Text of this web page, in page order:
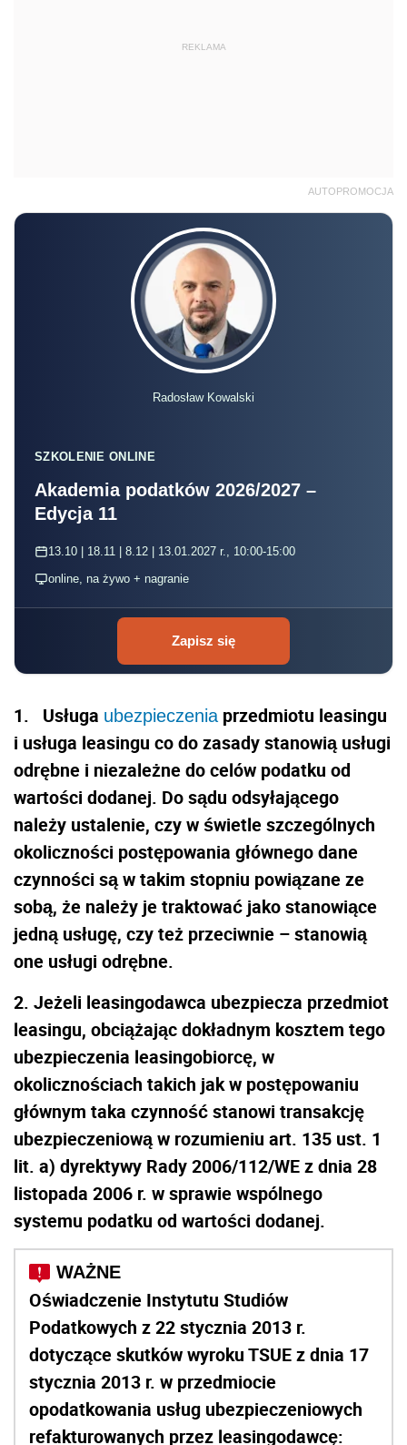
REKLAMA
AUTOPROMOCJA
Radosław Kowalski
SZKOLENIE ONLINE
Akademia podatków 2026/2027 –
Edycja 11
13.10 | 18.11 | 8.12 | 13.01.2027 r., 10:00-15:00
online, na żywo + nagranie
Zapisz się
1. Usługa ubezpieczeniaprzedmiotu leasingu
i usługa leasingu co do zasady stanowią usługi
odrębne i niezależne do celów podatku od
wartości dodanej. Do sądu odsyłającego
należy ustalenie, czy w świetle szczególnych
okoliczności postępowania głównego dane
czynności są w takim stopniu powiązane ze
sobą, że należy je traktować jako stanowiące
jedną usługę, czy też przeciwnie – stanowią
one usługi odrębne.
2. Jeżeli leasingodawca ubezpiecza przedmiot
leasingu, obciążając dokładnym kosztem tego
ubezpieczenia leasingobiorcę, w
okolicznościach takich jak w postępowaniu
głównym taka czynność stanowi transakcję
ubezpieczeniową w rozumieniu art. 135 ust. 1
lit. a) dyrektywy Rady 2006/112/WE z dnia 28
listopada 2006 r. w sprawie wspólnego
systemu podatku od wartości dodanej.
Oświadczenie Instytutu Studiów
Podatkowych z 22 stycznia 2013 r.
dotyczące skutków wyroku TSUE z dnia 17
stycznia 2013 r. w przedmiocie
opodatkowania usług ubezpieczeniowych
refakturowanych przez leasingodawcę: